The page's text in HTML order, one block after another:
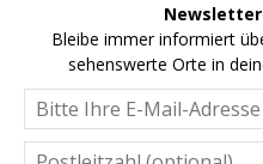
Bleibe immer informiert
sehenswerte Orte in